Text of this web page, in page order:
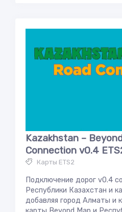
Kazakhstan –
Connection v0.4
Карты ETS2
Подключение дорог v0.4
Республики Казахстан и
добавляя город Алматы и